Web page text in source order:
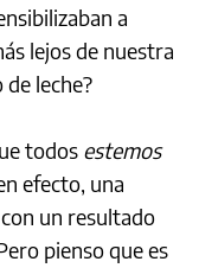
a
lejos de nuestra
leche?
todos estemos
efecto, una
un resultado
pienso que es